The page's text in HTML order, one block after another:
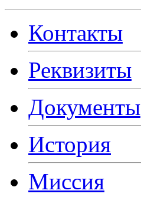
Контакты
Реквизиты
Документы
История
Миссия